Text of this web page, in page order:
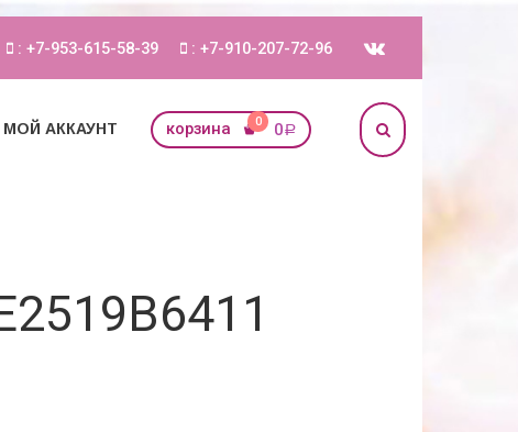
: +7-953-615-58-39 : +7-910-207-72-96
МОЙ АККАУНТ корзина 0 0Р